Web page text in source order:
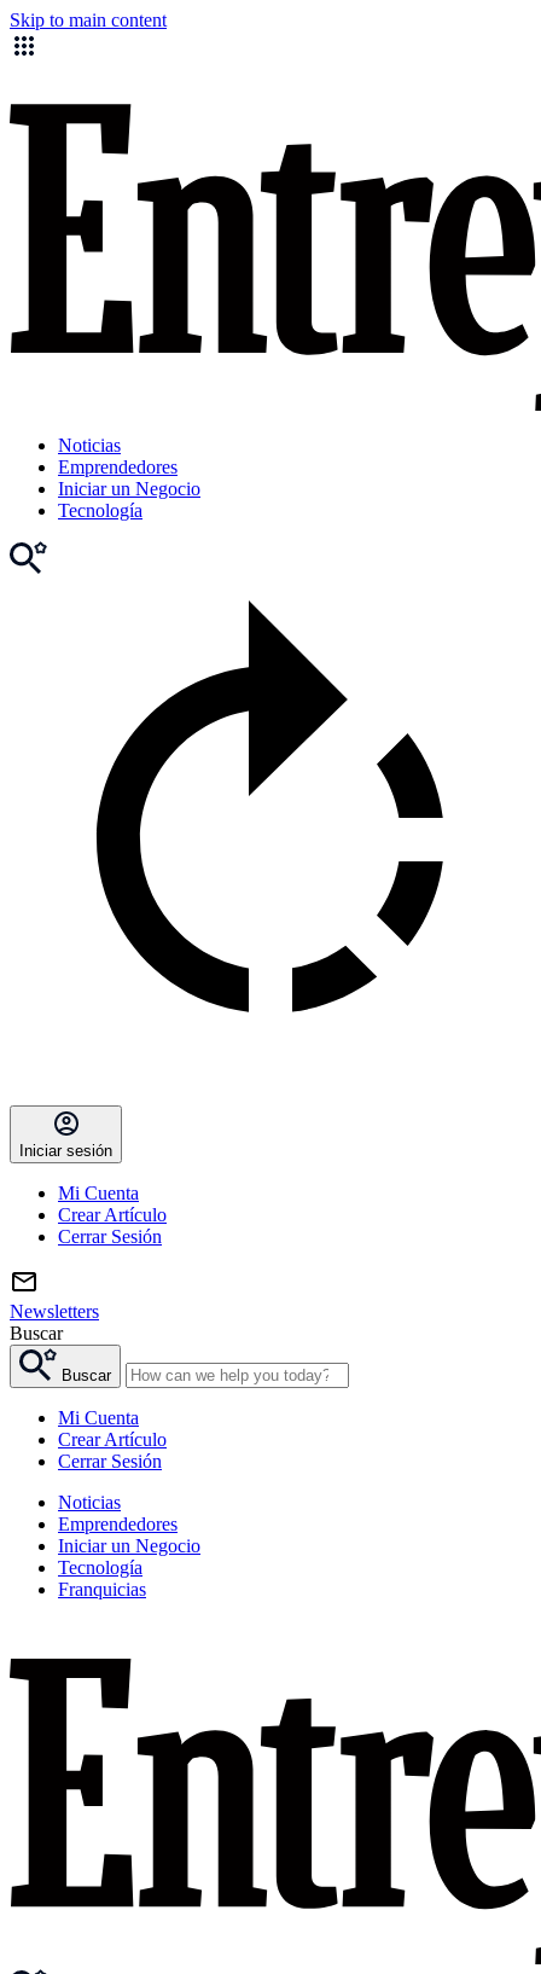
Skip to main content
Noticias
Emprendedores
Iniciar un Negocio
Tecnología
Iniciar sesión
Mi Cuenta
Crear Artículo
Cerrar Sesión
Newsletters
Buscar
Buscar
Mi Cuenta
Crear Artículo
Cerrar Sesión
Noticias
Emprendedores
Iniciar un Negocio
Tecnología
Franquicias